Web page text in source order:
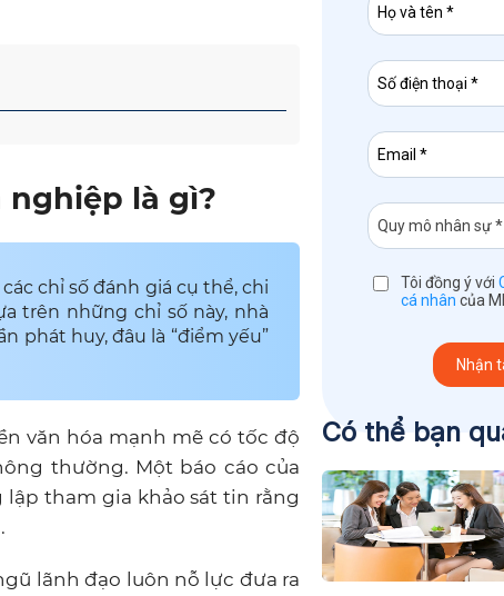
nghiệp là gì?
chỉ số đánh giá cụ thể, chi
trên những chỉ số này, nhà
phát huy, đâu là “điểm yếu”
văn hóa mạnh mẽ có tốc độ
thường. Một báo cáo của
lập tham gia khảo sát tin rằng
lãnh đạo luôn nỗ lực đưa ra
Tôi đồng ý với
cá nhân của
Có thể bạn